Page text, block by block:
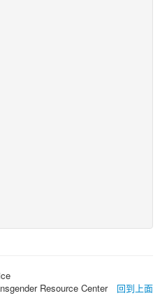
回到上面
Resource Center